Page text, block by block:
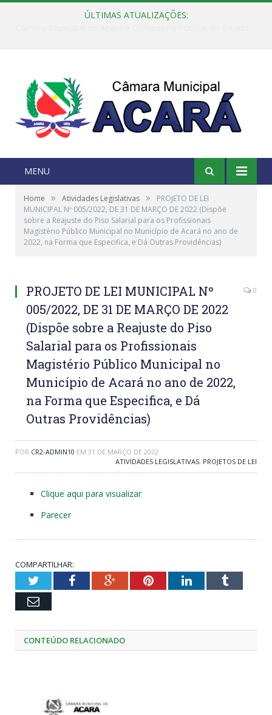
ÚLTIMAS ATUALIZAÇÕES:
MENU
Home » Atividades Legislativas »
PROJETO DE LEI
MUNICIPAL Nº 005/2022, DE 31 DE MARÇO DE 2022 (Dispõe
sobre a Reajuste do Piso Salarial para os Profissionais
Magistério Público Municipal no Município de Acará no ano de
2022, na Forma que Especifica, e Dá Outras Providências)
PROJETO DE LEI MUNICIPAL Nº
005/2022, DE 31 DE MARÇO DE 2022
(Dispõe sobre a Reajuste do Piso
Salarial para os Profissionais
Magistério Público Municipal no
Município de Acará no ano de 2022,
na Forma que Especifica, e Dá
Outras Providências)
0
POR CR2-ADMIN10 EM 31 DE MARÇO DE 2022
ATIVIDADES LEGISLATIVAS, PROJETOS DE LEI
Clique aqui para visualizar
Parecer
COMPARTILHAR:
TwitterFacebookGoogle+PinterestLinkedInTumblr
Email
CONTEÚDO RELACIONADO